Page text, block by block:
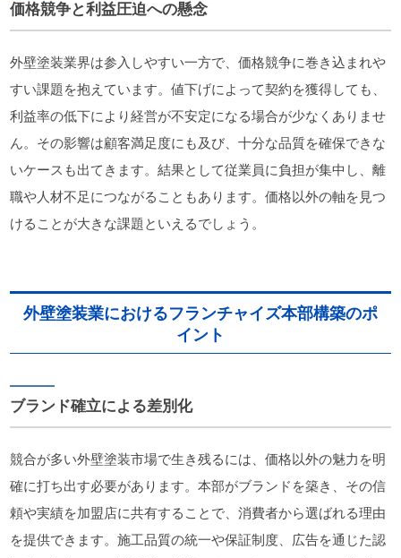
価格競争と利益圧迫への懸念
外壁塗装業界は参入しやすい一方で、価格競争に巻き込まれや
すい課題を抱えています。値下げによって契約を獲得しても、
利益率の低下により経営が不安定になる場合が少なくありませ
ん。その影響は顧客満足度にも及び、十分な品質を確保できな
いケースも出てきます。結果として従業員に負担が集中し、離
職や人材不足につながることもあります。価格以外の軸を見つ
けることが大きな課題といえるでしょう。
外壁塗装業におけるフランチャイズ本部構築のポ
イント
ブランド確立による差別化
競合が多い外壁塗装市場で生き残るには、価格以外の魅力を明
確に打ち出す必要があります。本部がブランドを築き、その信
頼や実績を加盟店に共有することで、消費者から選ばれる理由
を提供できます。施工品質の統一や保証制度、広告を通じた認